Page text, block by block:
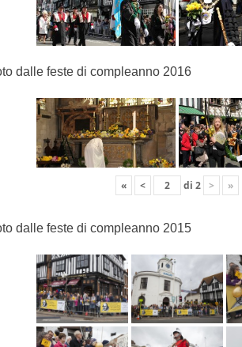
dalle feste di compleanno 2016
« < di 2 > »
dalle feste di compleanno 2015